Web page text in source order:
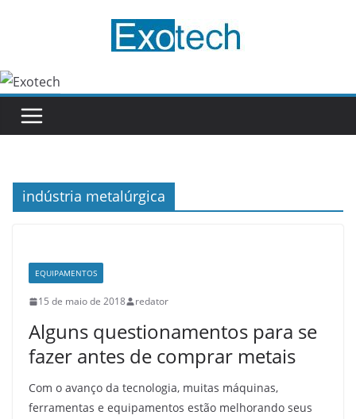
conteúdo
indústria metalúrgica
EQUIPAMENTOS
15 de maio de 2018 redator
Alguns questionamentos para se
fazer antes de comprar metais
Com o avanço da tecnologia, muitas máquinas,
ferramentas e equipamentos estão melhorando seus